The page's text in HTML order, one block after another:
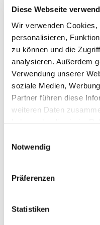
Diese Webseite
Wir verwenden
personalisieren,
zu können und die
analysieren. Außerdem
Verwendung unserer
soziale Medien,
Partner führen diese
weiteren Daten
Notwendig
Präferenzen
Statistiken
vertiefen.
Viele Teilnehmer
unterschiedliche
Behandlungsansätze
therapeutischen
auszubauen.